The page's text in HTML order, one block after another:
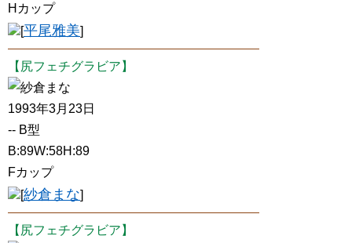
Hカップ
[平尾雅美]
【尻フェチグラビア】
紗倉まな
1993年3月23日
-- B型
B:89W:58H:89
Fカップ
[紗倉まな]
【尻フェチグラビア】